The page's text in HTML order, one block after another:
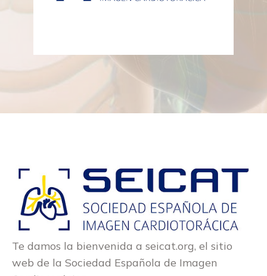
Te damos la bienvenida a seicat.org, el sitio
web de la Sociedad Española de Imagen